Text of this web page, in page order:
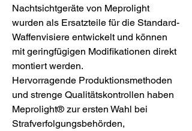
Nachtsichtgeräte von Meprolight
wurden als Ersatzteile für die Standard-
Waffenvisiere entwickelt und können
mit geringfügigen Modifikationen direkt
montiert werden.
Hervorragende Produktionsmethoden
und strenge Qualitätskontrollen haben
Meprolight® zur ersten Wahl bei
Strafverfolgungsbehörden,